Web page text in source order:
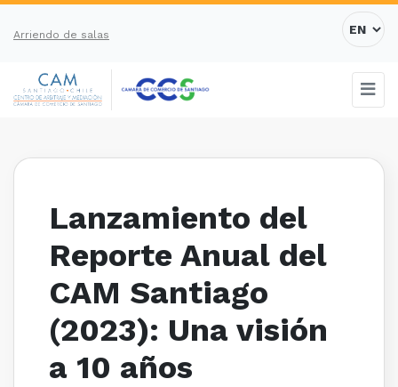
Arriendo de salas
Lanzamiento del
Reporte Anual del
CAM Santiago
(2023): Una visión
a 10 años